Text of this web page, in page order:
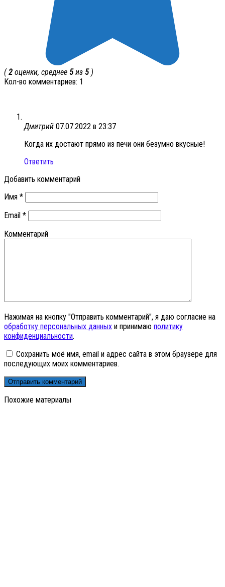
( 2 оценки, среднее 5из 5)
Кол-во комментариев: 1
Дмитрий 07.07.2022 в 23:37
Когда их достают прямо из печи они безумно вкусные!
Ответить
Добавить комментарий
Имя *
Email *
Комментарий
Нажимая на кнопку "Отправить комментарий", я даю согласие на
обработку персональных данных и принимаю политику
конфиденциальности.
Сохранить моё имя, email и адрес сайта в этом браузере для
последующих моих комментариев.
Похожие материалы